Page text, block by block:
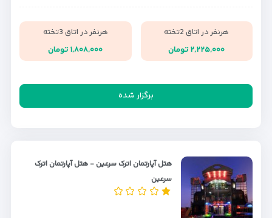
هرنفر در اتاق 2تخته
۲,۲۲۵,۰۰۰ تومان
هرنفر در اتاق 3تخته
۱,۸۰۸,۰۰۰ تومان
برگزار شده
هتل آپارتمان اترک سرعین - هتل آپارتمان اترک
سرعین